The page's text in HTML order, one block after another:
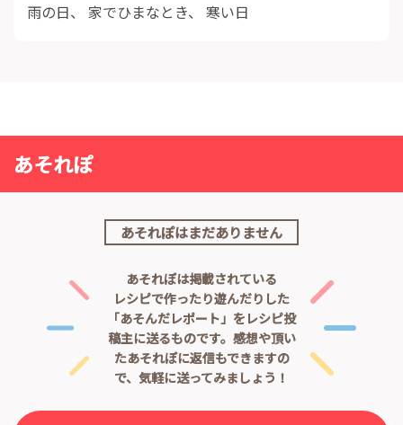
雨の日、 家でひまなとき、 寒い日
あそれぽ
あそれぽはまだありません
あそれぽは掲載されている
レシピで作ったり遊んだりした
「あそんだレポート」をレシピ投
稿主に送るものです。 感想や頂い
たあそれぽに返信もできますの
で、気軽に送ってみましょう！